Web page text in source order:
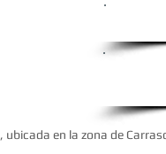
en la zona de